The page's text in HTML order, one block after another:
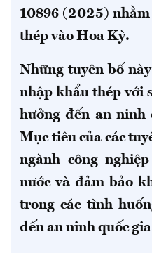
10896 (2025)
thép vào Hoa Kỳ.
Những tuyên bố
nhập khẩu thép với
hưởng đến an ninh
Mục tiêu của các
ngành công
nước và đảm bảo
trong các tình
đến an ninh quốc